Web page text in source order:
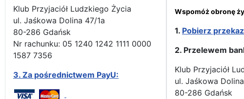
Klub Przyjaciół Ludzkiego Życia
ul. Jaśkowa Dolina 47/1a
80-286 Gdańsk
Nr rachunku: 05 1240 1242 1111 0000
1587 7356
3. Za pośrednictwem PayU:
Wspomóż obronę
1. Pobierz
2. Przelewem
Klub Przyjaciół
ul. Jaśkowa
80-286 Gdańsk